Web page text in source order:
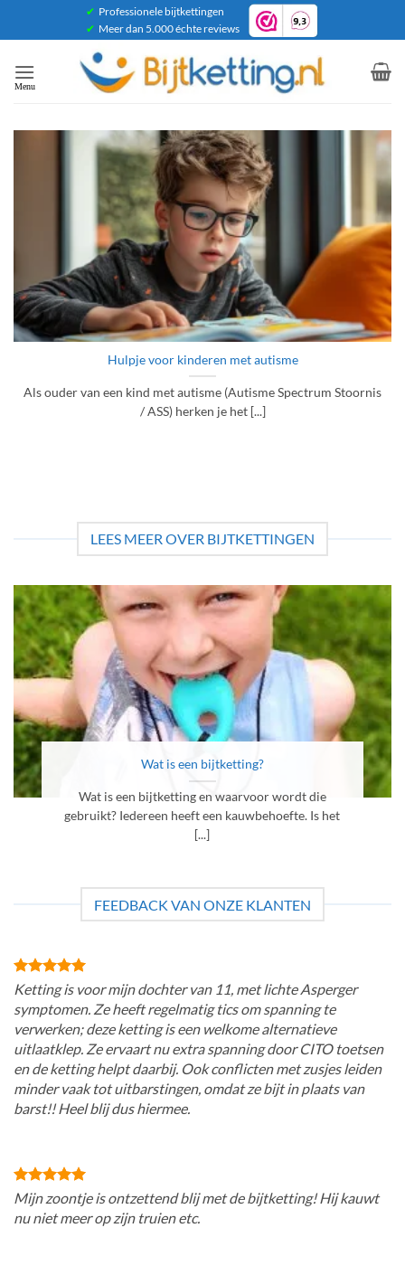
✔ Professionele bijtkettingen
✔ Meer dan 5.000 échte reviews
Hulpje voor kinderen met autisme
Als ouder van een kind met autisme (Autisme Spectrum Stoornis
/ ASS) herken je het [...]
LEES MEER OVER BIJTKETTINGEN
Wat is een bijtketting?
Wat is een bijtketting en waarvoor wordt die
gebruikt? Iedereen heeft een kauwbehoefte. Is het
[...]
FEEDBACK VAN ONZE KLANTEN
Ketting is voor mijn dochter van 11, met lichte Asperger
symptomen. Ze heeft regelmatig tics om spanning te
verwerken; deze ketting is een welkome alternatieve
uitlaatklep. Ze ervaart nu extra spanning door CITO toetsen
en de ketting helpt daarbij. Ook conflicten met zusjes leiden
minder vaak tot uitbarstingen, omdat ze bijt in plaats van
barst!! Heel blij dus hiermee.
Mijn zoontje is ontzettend blij met de bijtketting! Hij kauwt
nu niet meer op zijn truien etc.